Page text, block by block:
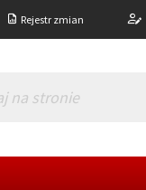
Rejestr zmian